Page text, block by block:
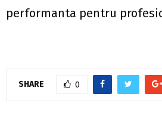
performanta pentru
SHARE 0